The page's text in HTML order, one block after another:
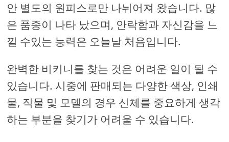
안 별도의 원피스로만 나뉘어져 왔습니다. 많
은 품종이 나타 났으며, 안락함과 자신감을 느
낄 수있는 능력은 오늘날 처음입니다.
완벽한 비키니를 찾는 것은 어려운 일이 될 수
있습니다. 시중에 판매되는 다양한 색상, 인쇄
물, 직물 및 모델의 경우 신체를 중요하게 생각
하는 부분을 찾기가 어려울 수 있습니다.